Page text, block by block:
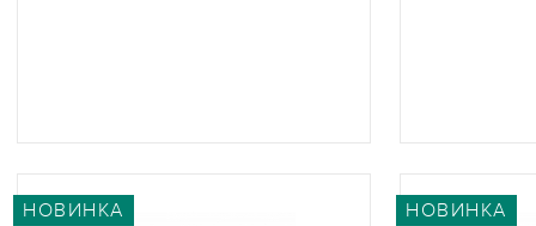
НОВИНКА НОВИНКА